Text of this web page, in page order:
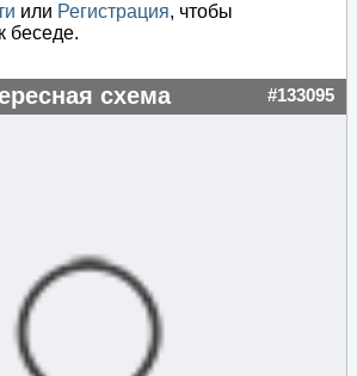
или Регистрация, чтобы
беседе.
схема #133095